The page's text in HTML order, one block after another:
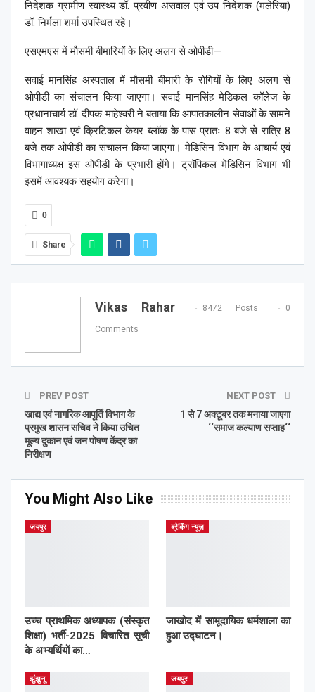
निदेशक ग्रामीण स्वास्थ्य डॉ. प्रवीण असवाल एवं उप निदेशक (मलेरिया)
डॉ. निर्मला शर्मा उपस्थित रहे।
एसएमएस में मौसमी बीमारियों के लिए अलग से ओपीडी—
सवाई मानसिंह अस्पताल में मौसमी बीमारी के रोगियों के लिए अलग से
ओपीडी का संचालन किया जाएगा। सवाई मानसिंह मेडिकल कॉलेज के
प्रधानाचार्य डॉ. दीपक माहेश्वरी ने बताया कि आपातकालीन सेवाओं के सामने
वाहन शाखा एवं क्रिटिकल केयर ब्लॉक के पास प्रातः 8 बजे से रात्रि 8
बजे तक ओपीडी का संचालन किया जाएगा। मेडिसिन विभाग के आचार्य एवं
विभागाध्यक्ष इस ओपीडी के प्रभारी होंगे। ट्रॉपिकल मेडिसिन विभाग भी
इसमें आवश्यक सहयोग करेगा।
0
Share
Vikas Rahar 8472 Posts 0
Comments
PREV POST
खाद्य एवं नागरिक आपूर्ति विभाग के
प्रमुख शासन सचिव ने किया उचित
मूल्य दुकान एवं जन पोषण केंद्र का
निरीक्षण
NEXT POST
1 से 7 अक्टूबर तक मनाया जाएगा
‘‘समाज कल्याण सप्ताह‘‘
You Might Also Like
जयपुर
उच्च प्राथमिक अध्यापक (संस्कृत
शिक्षा) भर्ती-2025 विचारित सूची
के अभ्यर्थियों का…
ब्रेकिंग न्यूज़
जाखोद में सामूदायिक धर्मशाला का
हुआ उद्घाटन।
झुंझुनू जयपुर